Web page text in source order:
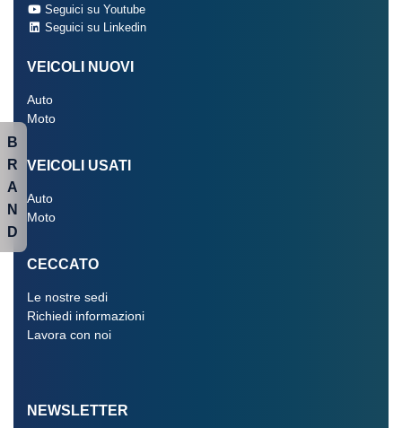
Seguici su Youtube
Seguici su Linkedin
VEICOLI NUOVI
Auto
Moto
VEICOLI USATI
Auto
Moto
CECCATO
Le nostre sedi
Richiedi informazioni
Lavora con noi
NEWSLETTER
B
R
A
N
D